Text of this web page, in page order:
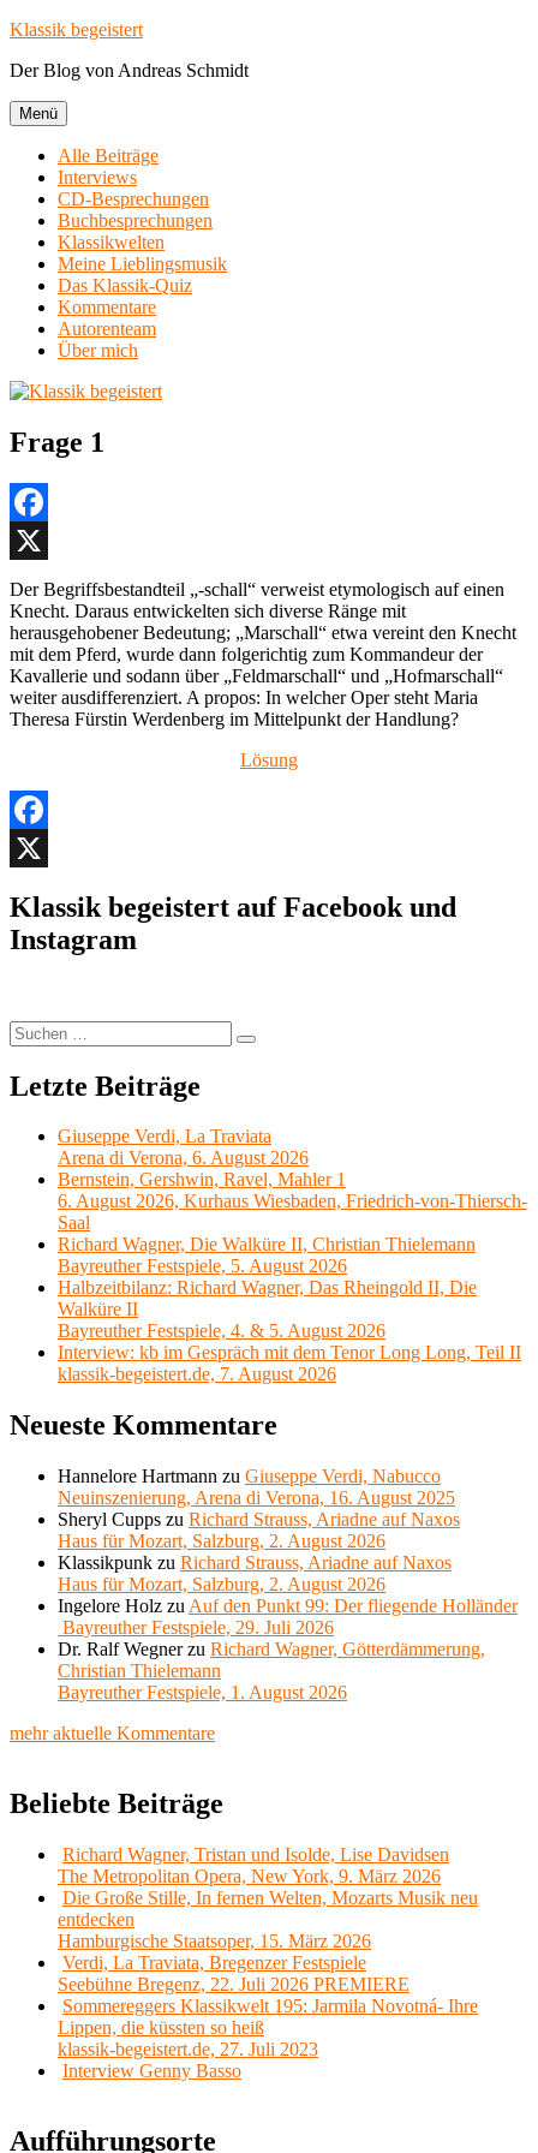
Zum
springen
Klassik begeistert
Der Blog von Andreas Schmidt
Menü
Alle Beiträge
Interviews
CD-Besprechungen
Buchbesprechungen
Klassikwelten
Meine Lieblingsmusik
Das Klassik-Quiz
Kommentare
Autorenteam
Über mich
Frage 1
Facebook
X
Der Begriffsbestandteil „-schall“ verweist etymologisch auf einen
Knecht. Daraus entwickelten sich diverse Ränge mit
herausgehobener Bedeutung; „Marschall“ etwa vereint den Knecht
mit dem Pferd, wurde dann folgerichtig zum Kommandeur der
Kavallerie und sodann über „Feldmarschall“ und „Hofmarschall“
weiter ausdifferenziert. A propos: In welcher Oper steht Maria
Theresa Fürstin Werdenberg im Mittelpunkt der Handlung?
Lösung
Facebook
Klassik begeistert auf Facebook und
Instagram
Suchen
nach:
Suchen
Letzte Beiträge
Giuseppe Verdi, La Traviata
Arena di Verona, 6. August 2026
Bernstein, Gershwin, Ravel, Mahler 1
6. August 2026, Kurhaus Wiesbaden, Friedrich-von-Thiersch-
Saal
Richard Wagner, Die Walküre II, Christian Thielemann
Bayreuther Festspiele, 5. August 2026
Halbzeitbilanz: Richard Wagner, Das Rheingold II, Die
Walküre II
Bayreuther Festspiele, 4. & 5. August 2026
Interview: kb im Gespräch mit dem Tenor Long Long, Teil II
klassik-begeistert.de, 7. August 2026
Neueste Kommentare
Hannelore Hartmann zu Giuseppe Verdi, Nabucco
Neuinszenierung, Arena di Verona, 16. August 2025
Sheryl Cupps zu Richard Strauss, Ariadne auf Naxos
Haus für Mozart, Salzburg, 2. August 2026
Klassikpunk zu Richard Strauss, Ariadne auf Naxos
Haus für Mozart, Salzburg, 2. August 2026
Ingelore Holz zu Auf den Punkt 99: Der fliegende Holländer
Bayreuther Festspiele, 29. Juli 2026
Dr. Ralf Wegnerzu Richard Wagner, Götterdämmerung,
Christian Thielemann
Bayreuther Festspiele, 1. August 2026
mehr aktuelle Kommentare
Beliebte Beiträge
Richard Wagner, Tristan und Isolde, Lise Davidsen
The Metropolitan Opera, New York, 9. März 2026
Die Große Stille, In fernen Welten, Mozarts Musik neu
entdecken
Hamburgische Staatsoper, 15. März 2026
Verdi, La Traviata, Bregenzer Festspiele
Seebühne Bregenz, 22. Juli 2026 PREMIERE
Sommereggers Klassikwelt 195: Jarmila Novotná- Ihre
Lippen, die küssten so heiß
klassik-begeistert.de, 27. Juli 2023
Interview Genny Basso
Aufführungsorte